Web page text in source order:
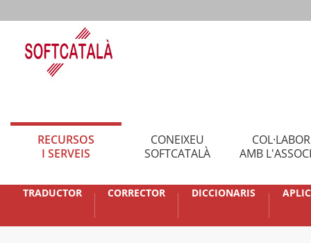
RECURSOS
I SERVEIS
CONEIXEU
SOFTCATALÀ
AMB
TRADUCTOR CORRECTOR DICCIONARIS